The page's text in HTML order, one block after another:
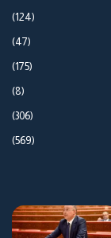
(124)
(47)
(175)
(8)
(306)
(569)